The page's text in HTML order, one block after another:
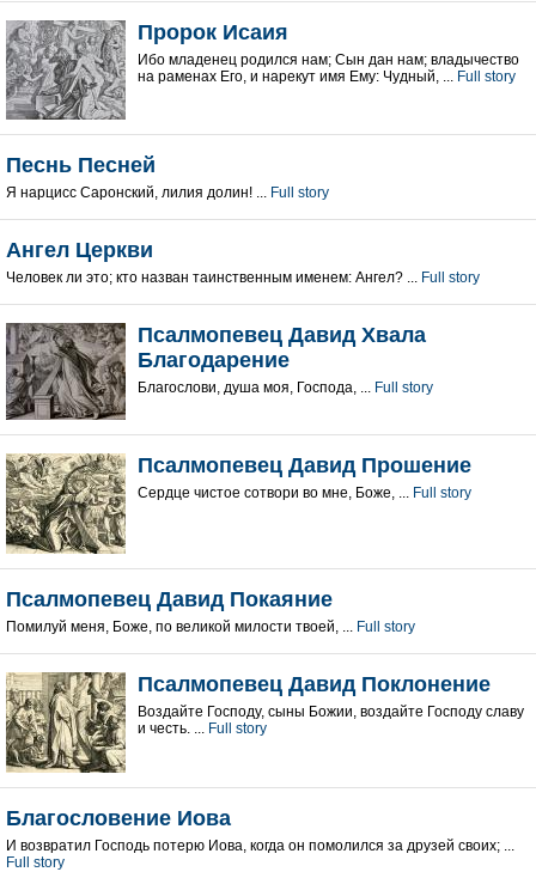
Пророк Исаия
Ибо младенец родился нам; Сын дан нам; владычество
на раменах Его, и нарекут имя Ему: Чудный, ... Full story
Песнь Песней
Я нарцисс Саронский, лилия долин! ... Full story
Ангел Церкви
Человек ли это; кто назван таинственным именем: Ангел? ... Full story
Псалмопевец Давид Хвала
Благодарение
Благослови, душа моя, Господа, ... Full story
Псалмопевец Давид Прошение
Сердце чистое сотвори во мне, Боже, ... Full story
Псалмопевец Давид Покаяние
Помилуй меня, Боже, по великой милости твоей, ... Full story
Псалмопевец Давид Поклонение
Воздайте Господу, сыны Божии, воздайте Господу славу
и честь. ... Full story
Благословение Иова
И возвратил Господь потерю Иова, когда он помолился за друзей своих; ...
Full story